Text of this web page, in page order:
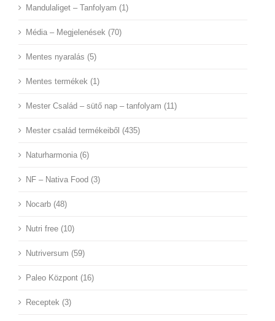
Mandulaliget – Tanfolyam (1)
Média – Megjelenések (70)
Mentes nyaralás (5)
Mentes termékek (1)
Mester Család – sütő nap – tanfolyam (11)
Mester család termékeiből (435)
Naturharmonia (6)
NF – Nativa Food (3)
Nocarb (48)
Nutri free (10)
Nutriversum (59)
Paleo Központ (16)
Receptek (3)